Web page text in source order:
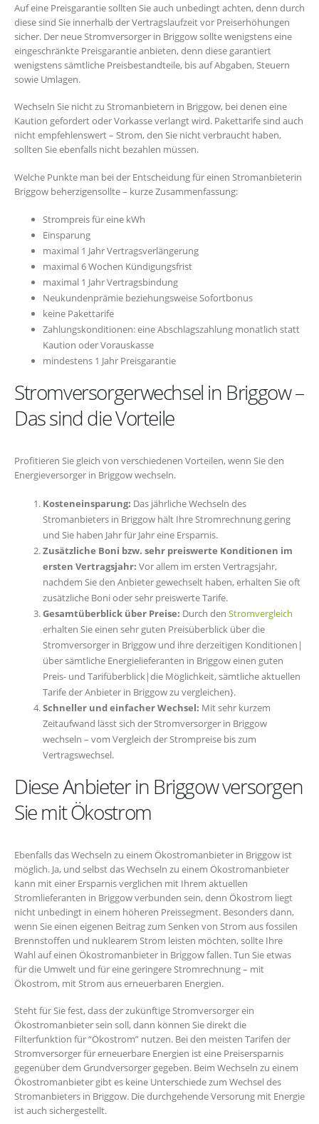
Auf eine Preisgarantie sollten Sie auch unbedingt achten, denn durch
diese sind Sie innerhalb der Vertragslaufzeit vor Preiserhöhungen
sicher. Der neue Stromversorger in Briggow sollte wenigstens eine
eingeschränkte Preisgarantie anbieten, denn diese garantiert
wenigstens sämtliche Preisbestandteile, bis auf Abgaben, Steuern
sowie Umlagen.
Wechseln Sie nicht zu Stromanbietern in Briggow, bei denen eine
Kaution gefordert oder Vorkasse verlangt wird. Pakettarife sind auch
nicht empfehlenswert – Strom, den Sie nicht verbraucht haben,
sollten Sie ebenfalls nicht bezahlen müssen.
Welche Punkte man bei der Entscheidung für einen Stromanbieterin
Briggow beherzigensollte – kurze Zusammenfassung:
Strompreis für eine kWh
Einsparung
maximal 1 Jahr Vertragsverlängerung
maximal 6 Wochen Kündigungsfrist
maximal 1 Jahr Vertragsbindung
Neukundenprämie beziehungsweise Sofortbonus
keine Pakettarife
Zahlungskonditionen: eine Abschlagszahlung monatlich statt
Kaution oder Vorauskasse
mindestens 1 Jahr Preisgarantie
Stromversorgerwechsel in Briggow –
Das sind die Vorteile
Profitieren Sie gleich von verschiedenen Vorteilen, wenn Sie den
Energieversorger in Briggow wechseln.
Kosteneinsparung: Das jährliche Wechseln des
Stromanbieters in Briggow hält Ihre Stromrechnung gering
und Sie haben Jahr für Jahr eine Ersparnis.
Zusätzliche Boni bzw. sehr preiswerte Konditionen im
ersten Vertragsjahr: Vor allem im ersten Vertragsjahr,
nachdem Sie den Anbieter gewechselt haben, erhalten Sie oft
zusätzliche Boni oder sehr preiswerte Tarife.
Gesamtüberblick über Preise: Durch den Stromvergleich
erhalten Sie einen sehr guten Preisüberblick über die
Stromversorger in Briggow und ihre derzeitigen Konditionen|
über sämtliche Energielieferanten in Briggow einen guten
Preis- und Tarifüberblick|die Möglichkeit, sämtliche aktuellen
Tarife der Anbieter in Briggow zu vergleichen}.
Schneller und einfacher Wechsel: Mit sehr kurzem
Zeitaufwand lässt sich der Stromversorger in Briggow
wechseln – vom Vergleich der Strompreise bis zum
Vertragswechsel.
Diese Anbieter in Briggow versorgen
Sie mit Ökostrom
Ebenfalls das Wechseln zu einem Ökostromanbieter in Briggow ist
möglich. Ja, und selbst das Wechseln zu einem Ökostromanbieter
kann mit einer Ersparnis verglichen mit Ihrem aktuellen
Stromlieferanten in Briggow verbunden sein, denn Ökostrom liegt
nicht unbedingt in einem höheren Preissegment. Besonders dann,
wenn Sie einen eigenen Beitrag zum Senken von Strom aus fossilen
Brennstoffen und nuklearem Strom leisten möchten, sollte Ihre
Wahl auf einen Ökostromanbieter in Briggow fallen. Tun Sie etwas
für die Umwelt und für eine geringere Stromrechnung – mit
Ökostrom, mit Strom aus erneuerbaren Energien.
Steht für Sie fest, dass der zukünftige Stromversorger ein
Ökostromanbieter sein soll, dann können Sie direkt die
Filterfunktion für “Ökostrom” nutzen. Bei den meisten Tarifen der
Stromversorger für erneuerbare Energien ist eine Preisersparnis
gegenüber dem Grundversorger gegeben. Beim Wechseln zu einem
Ökostromanbieter gibt es keine Unterschiede zum Wechsel des
Stromanbieters in Briggow. Die durchgehende Versorung mit Energie
ist auch sichergestellt.